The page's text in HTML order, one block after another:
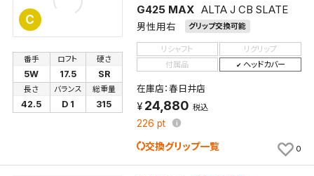
C
G425 MAX ALTA J CB SLATE
男性用右 グリップ交換可能
番手
5W
ロフト
17.5
硬さ
SR
長さ
42.5
バランス
D 1
総重量
315
リシャフト
リグリップ
付属品
ヘッドカバー
在庫店：春日井店
24,880 税込
226 pt
交換グリップ一覧 0